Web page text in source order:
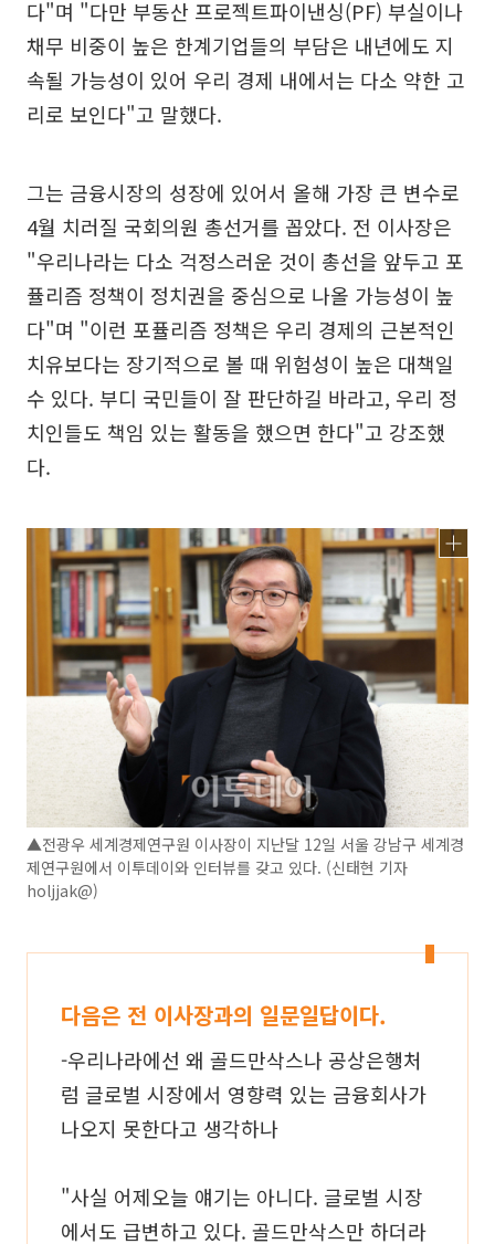
다"며 "다만 부동산 프로젝트파이낸싱(PF) 부실이나
채무 비중이 높은 한계기업들의 부담은 내년에도 지
속될 가능성이 있어 우리 경제 내에서는 다소 약한 고
리로 보인다"고 말했다.
그는 금융시장의 성장에 있어서 올해 가장 큰 변수로
4월 치러질 국회의원 총선거를 꼽았다. 전 이사장은
"우리나라는 다소 걱정스러운 것이 총선을 앞두고 포
퓰리즘 정책이 정치권을 중심으로 나올 가능성이 높
다"며 "이런 포퓰리즘 정책은 우리 경제의 근본적인
치유보다는 장기적으로 볼 때 위험성이 높은 대책일
수 있다. 부디 국민들이 잘 판단하길 바라고, 우리 정
치인들도 책임 있는 활동을 했으면 한다"고 강조했
다.
▲전광우 세계경제연구원 이사장이 지난달 12일 서울 강남구 세계경
제연구원에서 이투데이와 인터뷰를 갖고 있다. (신태현 기자
holjjak@)
다음은 전 이사장과의 일문일답이다.
-우리나라에선 왜 골드만삭스나 공상은행처
럼 글로벌 시장에서 영향력 있는 금융회사가
나오지 못한다고 생각하나
"사실 어제오늘 얘기는 아니다. 글로벌 시장
에서도 급변하고 있다. 골드만삭스만 하더라